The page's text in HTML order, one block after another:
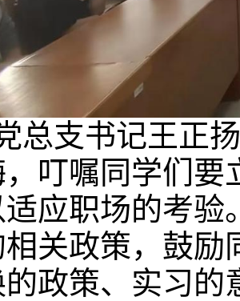
总支书记王正扬
， 叮嘱同学们要
应职场的考验
关政策，鼓励
政策、 实习的